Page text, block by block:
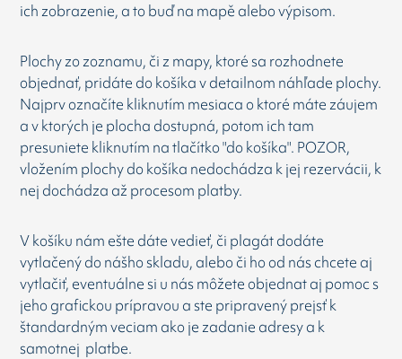
ich zobrazenie, a to buď na mapě alebo výpisom.
Plochy zo zoznamu, či z mapy, ktoré sa rozhodnete
objednať, pridáte do košíka v detailnom náhľade plochy.
Najprv označíte kliknutím mesiaca o ktoré máte záujem
a v ktorých je plocha dostupná, potom ich tam
presuniete kliknutím na tlačítko "do košíka". POZOR,
vložením plochy do košíka nedochádza k jej rezervácii, k
nej dochádza až procesom platby.
V košíku nám ešte dáte vedieť, či plagát dodáte
vytlačený do nášho skladu, alebo či ho od nás chcete aj
vytlačiť, eventuálne si u nás môžete objednat aj pomoc s
jeho grafickou prípravou a ste pripravený prejsť k
štandardným veciam ako je zadanie adresy a k
samotnej platbe.